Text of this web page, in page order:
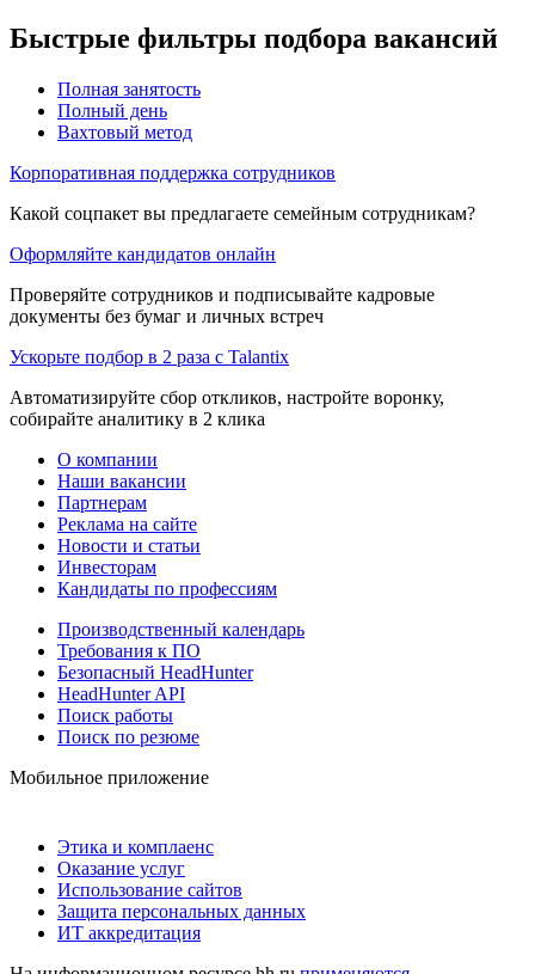
Быстрые фильтры подбора вакансий
Полная занятость
Полный день
Вахтовый метод
Корпоративная поддержка сотрудников
Какой соцпакет вы предлагаете семейным сотрудникам?
Оформляйте кандидатов онлайн
Проверяйте сотрудников и подписывайте кадровые
документы без бумаг и личных встреч
Ускорьте подбор в 2 раза с Talantix
Автоматизируйте сбор откликов, настройте воронку,
собирайте аналитику в 2 клика
О компании
Наши вакансии
Партнерам
Реклама на сайте
Новости и статьи
Инвесторам
Кандидаты по профессиям
Производственный календарь
Требования к ПО
Безопасный HeadHunter
HeadHunter API
Поиск работы
Поиск по резюме
Мобильное приложение
Этика и комплаенс
Оказание услуг
Использование сайтов
Защита персональных данных
ИТ аккредитация